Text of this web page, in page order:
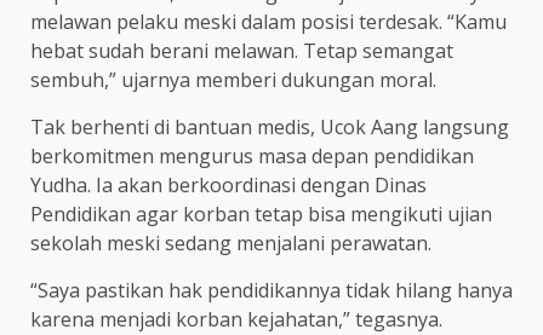
melawan pelaku meski dalam posisi terdesak. “Kamu
hebat sudah berani melawan. Tetap semangat
sembuh,” ujarnya memberi dukungan moral.
Tak berhenti di bantuan medis, Ucok Aang langsung
berkomitmen mengurus masa depan pendidikan
Yudha. Ia akan berkoordinasi dengan Dinas
Pendidikan agar korban tetap bisa mengikuti ujian
sekolah meski sedang menjalani perawatan.
“Saya pastikan hak pendidikannya tidak hilang hanya
karena menjadi korban kejahatan,” tegasnya.